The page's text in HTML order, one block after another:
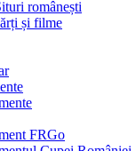
românești
și filme
FRGo